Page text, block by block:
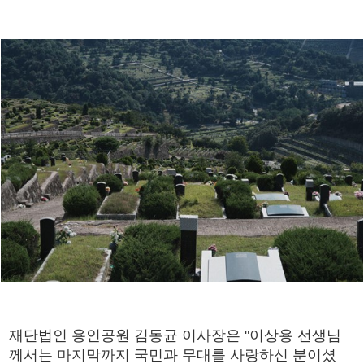
재단법인 용인공원 김동균 이사장은 "이상용 선생님
께서는 마지막까지 국민과 무대를 사랑하신 분이셨